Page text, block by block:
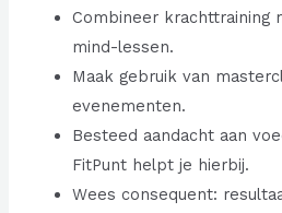
Combineer krachttraining
mind-lessen.
Maak gebruik van
evenementen.
Besteed aandacht aan
FitPunt helpt je hierbij.
Wees consequent: